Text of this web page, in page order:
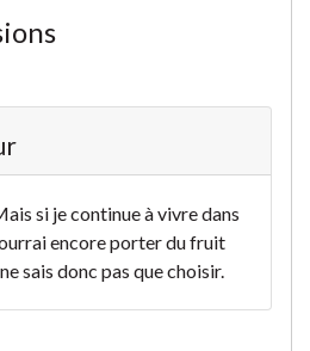
si je continue à vivre dans
encore porter du fruit
sais donc pas que choisir.